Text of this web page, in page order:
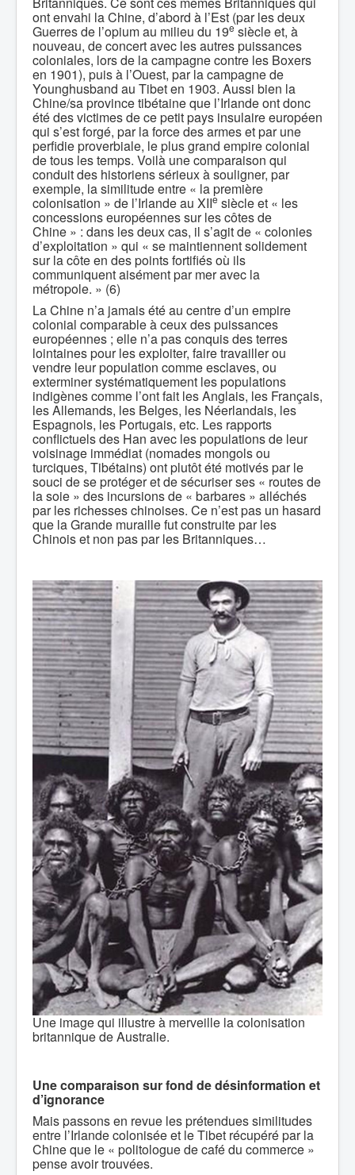
ont envahi la Chine, d’abord à l’Est (par les deux
Guerres de l’opium au milieu du 19e siècle et, à
nouveau, de concert avec les autres puissances
coloniales, lors de la campagne contre les Boxers
en 1901), puis à l’Ouest, par la campagne de
Younghusband au Tibet en 1903. Aussi bien la
Chine/sa province tibétaine que l’Irlande ont donc
été des victimes de ce petit pays insulaire européen
qui s’est forgé, par la force des armes et par une
perfidie proverbiale, le plus grand empire colonial
de tous les temps. Voilà une comparaison qui
conduit des historiens sérieux à souligner, par
exemple, la similitude entre « la première
colonisation » de l’Irlande au XIIe siècle et « les
concessions européennes sur les côtes de
Chine » : dans les deux cas, il s’agit de « colonies
d’exploitation » qui « se maintiennent solidement
sur la côte en des points fortifiés où ils
communiquent aisément par mer avec la
métropole. » (6)
La Chine n’a jamais été au centre d’un empire
colonial comparable à ceux des puissances
européennes ; elle n’a pas conquis des terres
lointaines pour les exploiter, faire travailler ou
vendre leur population comme esclaves, ou
exterminer systématiquement les populations
indigènes comme l’ont fait les Anglais, les Français,
les Allemands, les Belges, les Néerlandais, les
Espagnols, les Portugais, etc. Les rapports
conflictuels des Han avec les populations de leur
voisinage immédiat (nomades mongols ou
turciques, Tibétains) ont plutôt été motivés par le
souci de se protéger et de sécuriser ses « routes de
la soie » des incursions de « barbares » alléchés
par les richesses chinoises. Ce n’est pas un hasard
que la Grande muraille fut construite par les
Chinois et non pas par les Britanniques…
Une image qui illustre à merveille la colonisation
britannique de Australie.
Une comparaison sur fond de désinformation et
d’ignorance
Mais passons en revue les prétendues similitudes
entre l’Irlande colonisée et le Tibet récupéré par la
Chine que le « politologue de café du commerce »
pense avoir trouvées.